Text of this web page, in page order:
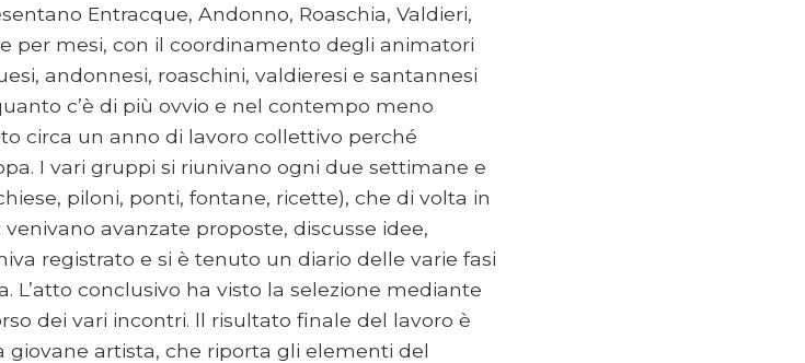
Entracque, Andonno, Roaschia, Valdieri,
per mesi, con il coordinamento degli animatori
andonnesi, roaschini, valdieresi e santannesi
c’è di più ovvio e nel contempo meno
circa un anno di lavoro collettivo perché
I vari gruppi si riunivano ogni due settimane e
piloni, ponti, fontane, ricette), che di volta in
avanzate proposte, discusse idee,
registrato e si è tenuto un diario delle varie fasi
L’atto conclusivo ha visto la selezione mediante
dei vari incontri. ll risultato finale del lavoro è
artista, che riporta gli elementi del